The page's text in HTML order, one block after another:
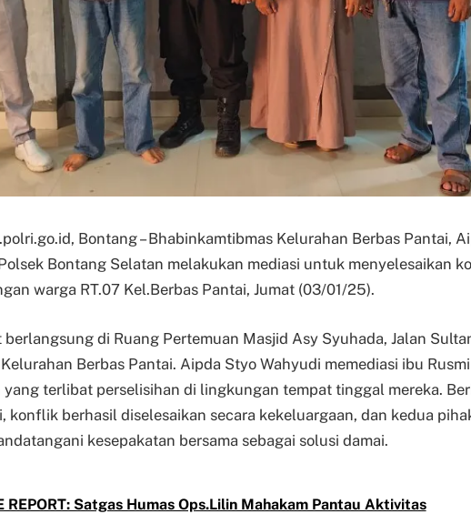
Bontang – Bhabinkamtibmas Kelurahan Berbas Pantai,
Bontang Selatan melakukan mediasi untuk menyelesaikan
warga RT.07 Kel.Berbas Pantai, Jumat (03/01/25).
di Ruang Pertemuan Masjid Asy Syuhada, Jalan
Berbas Pantai. Aipda Styo Wahyudi memediasi ibu
terlibat perselisihan di lingkungan tempat tinggal mereka.
konflik berhasil diselesaikan secara kekeluargaan, dan kedua
kesepakatan bersama sebagai solusi damai.
REPORT: Satgas Humas Ops.Lilin Mahakam Pantau Aktivitas